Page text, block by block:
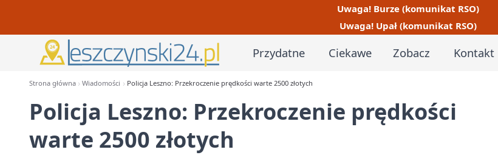
Uwaga! Burze (komunikat RSO)
Uwaga! Upał (komunikat RSO)
Przydatne Ciekawe Zobacz Kontakt
Strona główna Wiadomości Policja Leszno: Przekroczenie prędkości warte 2500 złotych
Policja Leszno: Przekroczenie prędkości
warte 2500 złotych